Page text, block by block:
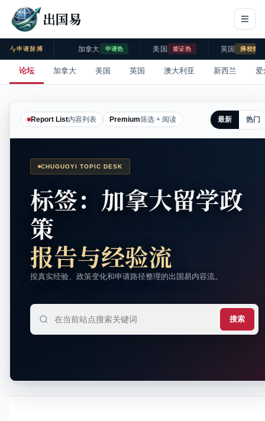
出国易
申请脉搏 加拿大 申请热 美国 签证热 英国 择校热
论坛 加拿大 美国 英国 澳大利亚 新西兰 爱
Report List内容列表 Premium筛选 + 阅读 最新 热门
CHUGUOYI TOPIC DESK
标签：加拿大留学政
策
报告与经验流
按真实经验、政策变化和申请路径整理的出国易内容流。
搜索